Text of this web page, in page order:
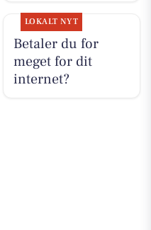
LOKALT NYT
Betaler du for
meget for dit
internet?